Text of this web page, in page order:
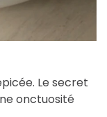
Le secret
onctuosité